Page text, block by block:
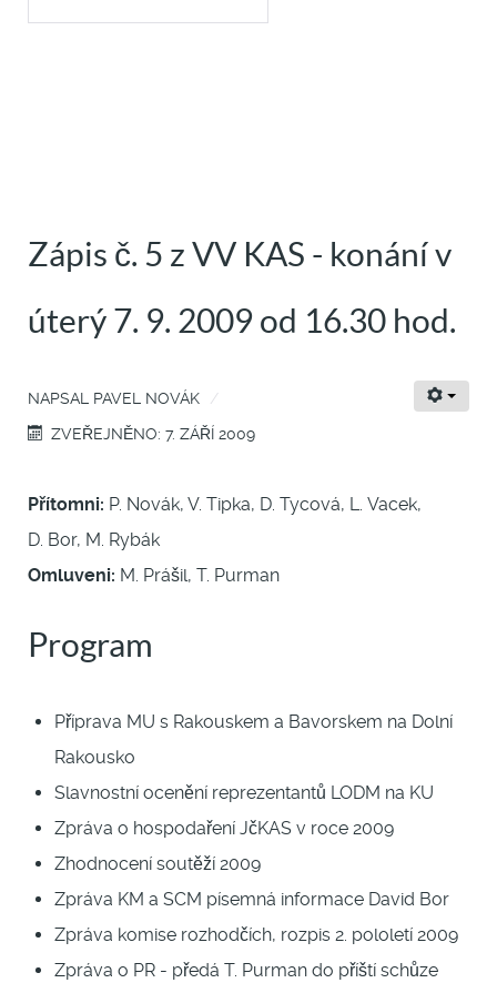
Zápis č. 5 z VV KAS - konání v
úterý 7. 9. 2009 od 16.30 hod.
NAPSAL PAVEL NOVÁK
ZVEŘEJNĚNO: 7. ZÁŘÍ 2009
Přítomni: P. Novák, V. Tipka, D. Tycová, L. Vacek,
D. Bor, M. Rybák
Omluveni: M. Prášil, T. Purman
Program
Příprava MU s Rakouskem a Bavorskem na Dolní
Rakousko
Slavnostní ocenění reprezentantů LODM na KU
Zpráva o hospodaření JčKAS v roce 2009
Zhodnocení soutěží 2009
Zpráva KM a SCM písemná informace David Bor
Zpráva komise rozhodčích, rozpis 2. pololetí 2009
Zpráva o PR - předá T. Purman do příští schůze